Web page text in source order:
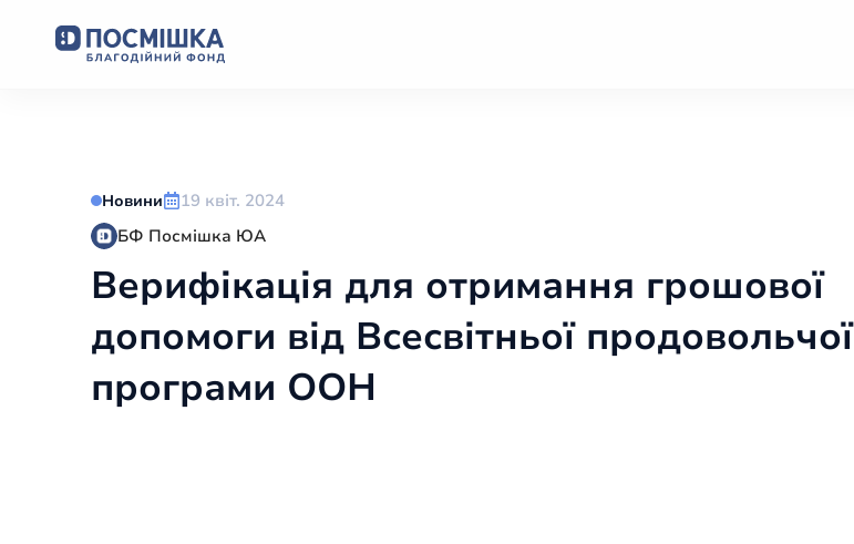
Новини
19 квіт. 2024
БФ Посмішка ЮА
Верифікація для отримання грошової
допомоги від Всесвітньої продовольчої
програми ООН